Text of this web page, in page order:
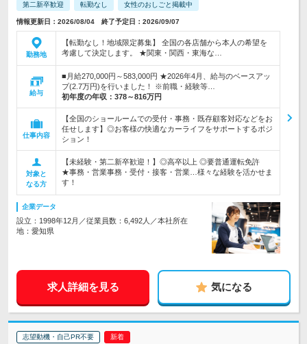
第二新卒歓迎 転勤なし 女性のおしごと掲載中
情報更新日：2026/08/04 終了予定日：2026/09/07
勤務地
【転勤なし！地域限定募集】 全国の各店舗から本人の希望を
考慮して決定します。 ★関東・関西・東海な…
給与
■月給270,000円～583,000円 ★2026年4月、給与のベースアッ
プ(2.7万円)を行いました！ ※前職・経験等…
初年度の年収： 378～816万円
仕事内容
【全国のショールームでの受付・事務・既存顧客対応などをお
任せします】◎お客様の快適なカーライフをサポートするポジ
ション！
対象と
なる方
【未経験・第二新卒歓迎！】◎高卒以上 ◎要普通運転免許
★事務・営業事務・受付・接客・営業…様々な経験を活かせま
す！
企業データ
設立：1998年12月／従業員数：6,492人／本社所在
地：愛知県
求人詳細を見る 気になる
志望動機・自己PR不要